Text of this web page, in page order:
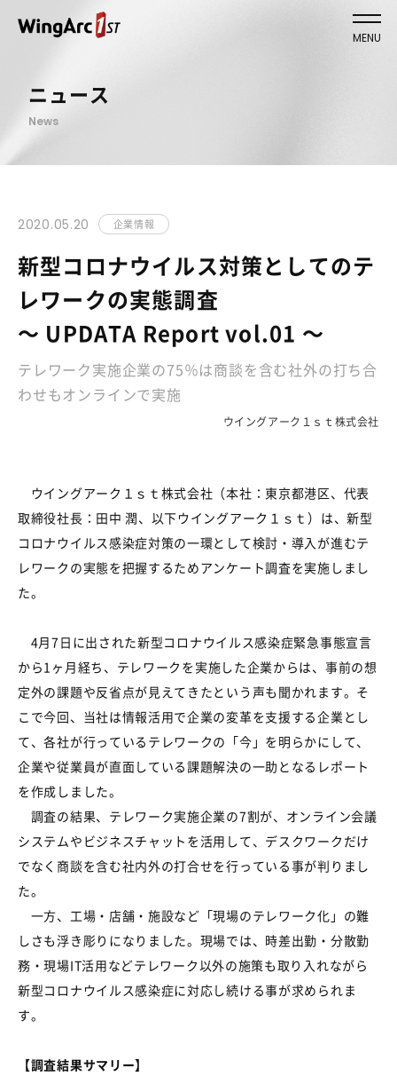
MENU
ニュース
News
2020.05.20 企業情報
新型コロナウイルス対策としてのテ
レワークの実態調査
～ UPDATA Report vol.01 ～
テレワーク実施企業の75％は商談を含む社外の打ち合
わせもオンラインで実施
ウイングアーク１ｓｔ株式会社
ウイングアーク１ｓｔ株式会社（本社：東京都港区、代表
取締役社長：田中 潤、以下ウイングアーク１ｓｔ）は、新型
コロナウイルス感染症対策の一環として検討・導入が進むテ
レワークの実態を把握するためアンケート調査を実施しまし
た。
4月7 日に出された新型コロナウイルス感染症緊急事態宣言
から1 ヶ月経ち、テレワークを実施した企業からは、事前の想
定外の課題や反省点が見えてきたという声も聞かれます。そ
こで今回、当社は情報活用で企業の変革を支援する企業とし
て、各社が行っているテレワークの「今」を明らかにして、
企業や従業員が直面している課題解決の一助となるレポート
を作成しました。
調査の結果、テレワーク実施企業の7割が、オンライン会議
システムやビジネスチャットを活用して、デスクワークだけ
でなく商談を含む社内外の打合せを行っている事が判りまし
た。
一方、工場・店舗・施設など「現場のテレワーク化」の難
しさも浮き彫りになりました。現場では、時差出勤・分散勤
務・現場IT活用などテレワーク以外の施策も取り入れながら
新型コロナウイルス感染症に対応し続ける事が求められま
す。
【調査結果サマリー】